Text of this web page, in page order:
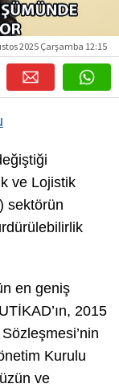
2025 Çarşamba 12:15
ve Lojistik
sektörün
en geniş
2015
Kurulu
ve